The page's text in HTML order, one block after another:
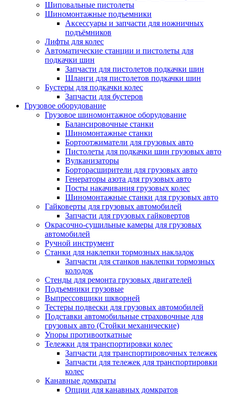
Шиповальные пистолеты
Шиномонтажные подъемники
Аксессуары и запчасти для ножничных
подъёмников
Лифты для колес
Автоматические станции и пистолеты для
подкачки шин
Запчасти для пистолетов подкачки шин
Шланги для пистолетов подкачки шин
Бустеры для подкачки колес
Запчасти для бустеров
Грузовое оборудование
Грузовое шиномонтажное оборудование
Балансировочные станки
Шиномонтажные станки
Бортоотжиматели для грузовых авто
Пистолеты для подкачки шин грузовых авто
Вулканизаторы
Борторасширители для грузовых авто
Генераторы азота для грузовых авто
Посты накачивания грузовых колес
Шиномонтажные станки для грузовых авто
Гайковерты для грузовых автомобилей
Запчасти для грузовых гайковертов
Окрасочно-сушильные камеры для грузовых
автомобилей
Ручной инструмент
Станки для наклепки тормозных накладок
Запчасти для станков наклепки тормозных
колодок
Стенды для ремонта грузовых двигателей
Подъемники грузовые
Выпрессовщики шкворней
Тестеры подвески для грузовых автомобилей
Подставки автомобильные страховочные для
грузовых авто (Стойки механические)
Упоры противооткатные
Тележки для транспортировки колес
Запчасти для транспортировочных тележек
Запчасти для тележек для транспортировки
колес
Канавные домкраты
Опции для канавных домкратов